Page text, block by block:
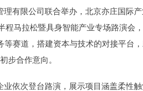
有限公司联合举办，北京亦庄国际
程马拉松暨具身智能产业专场路演
赛道，搭建资本与技术的对接平台
步合作意向。
次登台路演，展示项目涵盖柔性触